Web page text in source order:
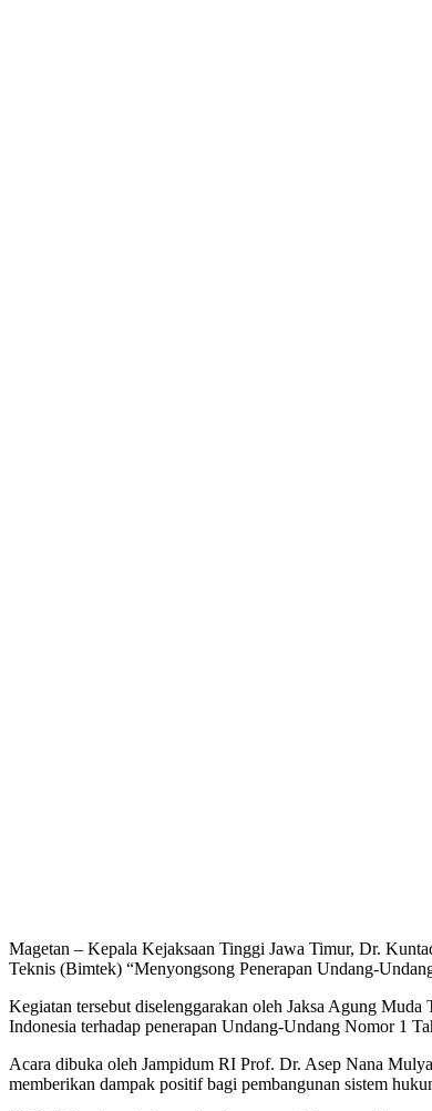
Magetan – Kepala Kejaksaan Tinggi Jawa Timur, Dr.
Teknis (Bimtek) “Menyongsong Penerapan Undang-
Kegiatan tersebut diselenggarakan oleh Jaksa Agung
Indonesia terhadap penerapan Undang-Undang Nomor 1
Acara dibuka oleh Jampidum RI Prof. Dr. Asep Nana
memberikan dampak positif bagi pembangunan sistem